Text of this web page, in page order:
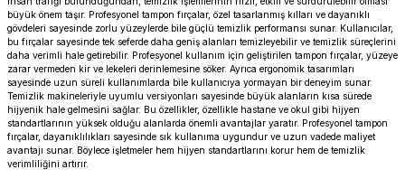
büyük önem taşır. Profesyonel tampon fırçalar, özel tasarlanmış kılları ve dayanıklı
gövdeleri sayesinde zorlu yüzeylerde bile güçlü temizlik performansı sunar. Kullanıcılar,
bu fırçalar sayesinde tek seferde daha geniş alanları temizleyebilir ve temizlik süreçlerini
daha verimli hale getirebilir. Profesyonel kullanım için geliştirilen tampon fırçalar, yüzeye
zarar vermeden kir ve lekeleri derinlemesine söker. Ayrıca ergonomik tasarımları
sayesinde uzun süreli kullanımlarda bile kullanıcıya yormayan bir deneyim sunar.
Temizlik makineleriyle uyumlu versiyonları sayesinde büyük alanların kısa sürede
hijyenik hale gelmesini sağlar. Bu özellikler, özellikle hastane ve okul gibi hijyen
standartlarının yüksek olduğu alanlarda önemli avantajlar yaratır. Profesyonel tampon
fırçalar, dayanıklılıkları sayesinde sık kullanıma uygundur ve uzun vadede maliyet
avantajı sunar. Böylece işletmeler hem hijyen standartlarını korur hem de temizlik
verimliliğini artırır.